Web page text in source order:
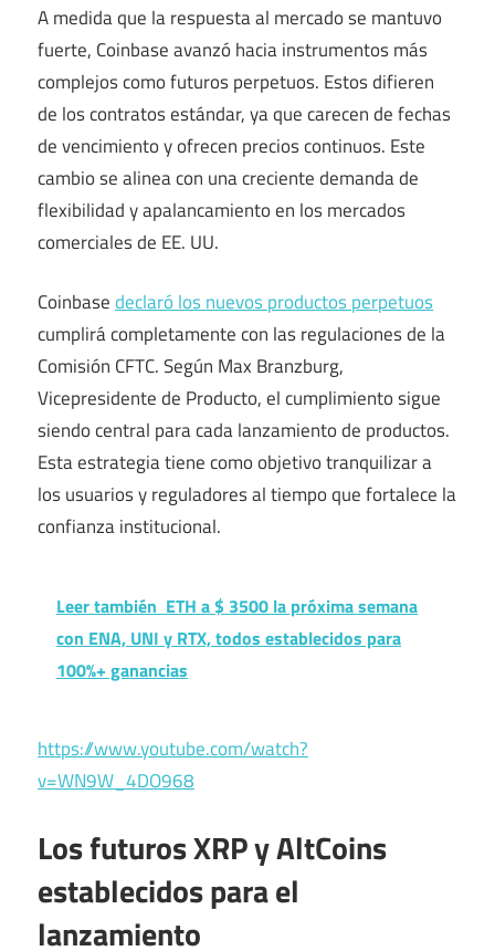
A medida que la respuesta al mercado se mantuvo
fuerte, Coinbase avanzó hacia instrumentos más
complejos como futuros perpetuos. Estos difieren
de los contratos estándar, ya que carecen de fechas
de vencimiento y ofrecen precios continuos. Este
cambio se alinea con una creciente demanda de
flexibilidad y apalancamiento en los mercados
comerciales de EE. UU.
Coinbasedeclaró los nuevos productos perpetuos
cumplirá completamente con las regulaciones de la
Comisión CFTC. Según Max Branzburg,
Vicepresidente de Producto, el cumplimiento sigue
siendo central para cada lanzamiento de productos.
Esta estrategia tiene como objetivo tranquilizar a
los usuarios y reguladores al tiempo que fortalece la
confianza institucional.
Leer también ETH a $ 3500 la próxima semana
con ENA, UNI y RTX, todos establecidos para
100%+ ganancias
https://www.youtube.com/watch?
v=WN9W_4DO968
Los futuros XRP y AltCoins
establecidos para el
lanzamiento